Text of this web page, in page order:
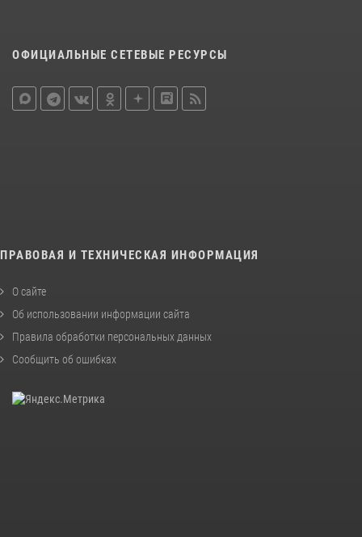
ОФИЦИАЛЬНЫЕ СЕТЕВЫЕ РЕСУРСЫ
ПРАВОВАЯ И ТЕХНИЧЕСКАЯ ИНФОРМАЦИЯ
О сайте
Об использовании информации сайта
Правила обработки персональных данных
Сообщить об ошибках